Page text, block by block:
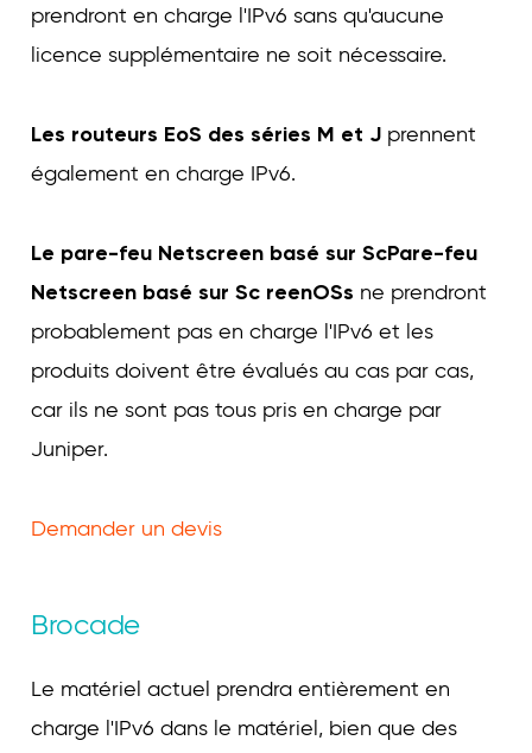
prendront en charge l'IPv6 sans qu'aucune
licence supplémentaire ne soit nécessaire.
Les routeurs EoS des séries M et J prennent
également en charge IPv6.
Le pare-feu Netscreen basé sur ScPare-feu
Netscreen basé sur Sc reenOSs ne prendront
probablement pas en charge l'IPv6 et les
produits doivent être évalués au cas par cas,
car ils ne sont pas tous pris en charge par
Juniper.
Demander un devis
Brocade
Le matériel actuel prendra entièrement en
charge l'IPv6 dans le matériel, bien que des